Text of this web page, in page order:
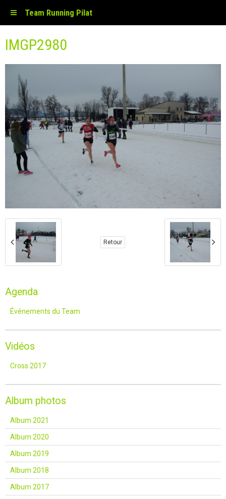
Team Running Pilat
IMGP2980
Retour
Agenda
Événements du Team
Vidéos
Cross 2017
Album photos
Album 2021
Album 2020
Album 2019
Album 2018
Album 2017